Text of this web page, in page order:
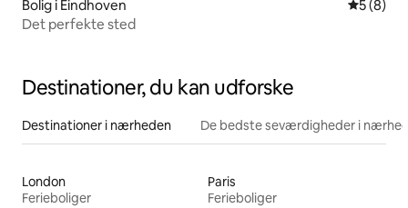
Bolig i Eindhoven 5 ud af 5
5 (8)
Det perfekte sted
Destinationer, du kan udforske
Destinationer i nærheden De bedste seværdigheder i
London
Ferieboliger
Paris
Ferieboliger